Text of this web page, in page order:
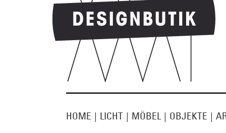
HOME | LICHT | MÖBEL | OBJEKTE |